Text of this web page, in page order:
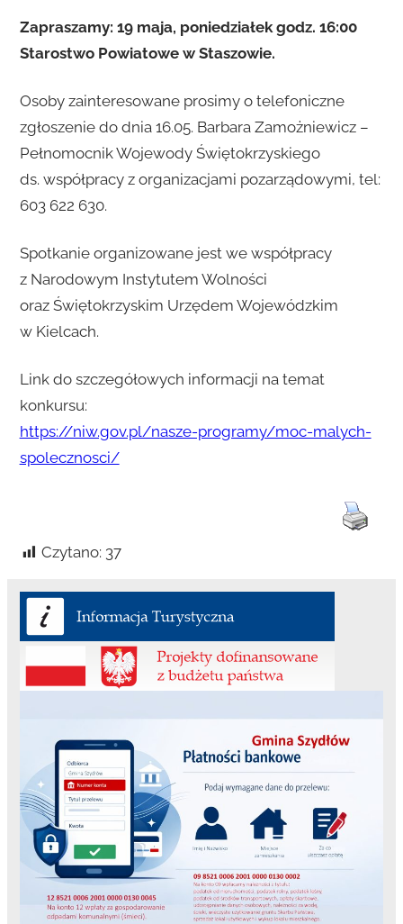
Zapraszamy: 19 maja, poniedziałek godz. 16:00
Starostwo Powiatowe w Staszowie.
Osoby zainteresowane prosimy o telefoniczne
zgłoszenie do dnia 16.05. Barbara Zamożniewicz –
Pełnomocnik Wojewody Świętokrzyskiego
ds. współpracy z organizacjami pozarządowymi, tel:
603 622 630.
Spotkanie organizowane jest we współpracy
z Narodowym Instytutem Wolności
oraz Świętokrzyskim Urzędem Wojewódzkim
w Kielcach.
Link do szczegółowych informacji na temat
konkursu:
https://niw.gov.pl/nasze-programy/moc-malych-
spolecznosci/
Czytano: 37